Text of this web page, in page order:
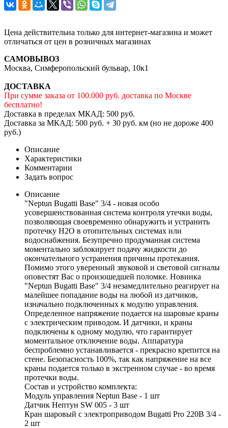
Цена действительна только для интернет-магазина и может
отличаться от цен в розничных магазинах
САМОВЫВОЗ
Москва, Симферопольский бульвар, 10к1
ДОСТАВКА
При сумме заказа от 100.000 руб. доставка по Москве
бесплатно!
Доставка в пределах МКАД: 500 руб.
Доставка за МКАД: 500 руб. + 30 руб. км (но не дороже 400
руб.)
Описание
Характеристики
Комментарии
Задать вопрос
Описание
"Neptun Bugatti Base" 3/4 - новая особо
усовершенствованная система контроля утечки воды,
позволяющая своевременно обнаружить и устранить
протечку Н2О в отопительных системах или
водоснабжения. Безупречно продуманная система
моментально заблокирует подачу жидкости до
окончательного устранения причины протекания.
Помимо этого уверенный звуковой и световой сигналы
оповестят Вас о произошедшей поломке. Новинка
"Neptun Bugatti Base" 3/4 незамедлительно реагирует на
малейшее попадание воды на любой из датчиков,
изначально подключенных к модулю управления.
Определенное напряжение подается на шаровые краны
с электрическим приводом. И датчики, и краны
подключены к одному модулю, что гарантирует
моментальное отключение воды. Аппаратура
беспроблемно устанавливается - прекрасно крепится на
стене. Безопасность 100%, так как напряжение на все
краны подается только в экстренном случае - во время
протечки воды.
Состав и устройство комплекта:
Модуль управления Neptun Base - 1 шт
Датчик Нептун SW 005 - 3 шт
Кран шаровый с электроприводом Bugatti Pro 220В 3/4 -
2 шт